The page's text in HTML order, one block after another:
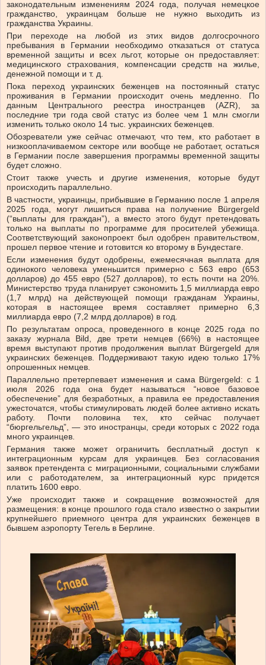
законодательным изменениям 2024 года, получая немецкое
гражданство, украинцам больше не нужно выходить из
гражданства Украины.
При переходе на любой из этих видов долгосрочного
пребывания в Германии необходимо отказаться от статуса
временной защиты и всех льгот, которые он предоставляет:
медицинского страхования, компенсации средств на жилье,
денежной помощи и т. д.
Пока переход украинских беженцев на постоянный статус
проживания в Германии происходит очень медленно. По
данным Центрального реестра иностранцев (AZR), за
последние три года свой статус из более чем 1 млн смогли
изменить только около 14 тыс. украинских беженцев.
Обозреватели уже сейчас отмечают, что тем, кто работает в
низкооплачиваемом секторе или вообще не работает, остаться
в Германии после завершения программы временной защиты
будет сложно.
Стоит также учесть и другие изменения, которые будут
происходить параллельно.
В частности, украинцы, прибывшие в Германию после 1 апреля
2025 года, могут лишиться права на получение Bürgergeld
(“выплаты для граждан”), а вместо этого будут претендовать
только на выплаты по программе для просителей убежища.
Соответствующий законопроект был одобрен правительством,
прошел первое чтение и готовится ко второму в Бундестаге.
Если изменения будут одобрены, ежемесячная выплата для
одинокого человека уменьшится примерно с 563 евро (653
долларов) до 455 евро (527 долларов), то есть почти на 20%.
Министерство труда планирует сэкономить 1,5 миллиарда евро
(1,7 млрд) на действующей помощи гражданам Украины,
которая в настоящее время составляет примерно 6,3
миллиарда евро (7,2 млрд долларов) в год.
По результатам опроса, проведенного в конце 2025 года по
заказу журнала Bild, две трети немцев (66%) в настоящее
время выступают против продолжения выплат Bürgergeld для
украинских беженцев. Поддерживают такую идею только 17%
опрошенных немцев.
Параллельно претерпевает изменения и сама Bürgergeld: с 1
июля 2026 года она будет называться “новое базовое
обеспечение” для безработных, а правила ее предоставления
ужесточатся, чтобы стимулировать людей более активно искать
работу. Почти половина тех, кто сейчас получает
“бюргельгельд”, — это иностранцы, среди которых с 2022 года
много украинцев.
Германия также может ограничить бесплатный доступ к
интеграционным курсам для украинцев. Без согласования
заявок претендента с миграционными, социальными службами
или с работодателем, за интеграционный курс придется
платить 1600 евро.
Уже происходит также и сокращение возможностей для
размещения: в конце прошлого года стало известно о закрытии
крупнейшего приемного центра для украинских беженцев в
бывшем аэропорту Тегель в Берлине.